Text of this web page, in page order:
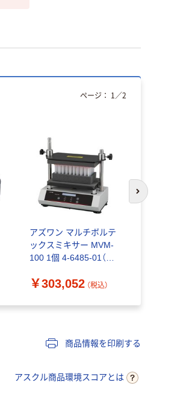
アズワン マルチボルテ
ックスミキサー MVM-
100 1個 4-6485-01（直
￥303,052 （税込）
ページ： 1 ／2
次のスライド
商品情報を印刷する
アスクル商品環境スコアとは